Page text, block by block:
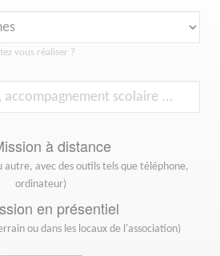
vous réaliser ?
à distance
autre, avec des outils tels que téléphone,
ordinateur)
en présentiel
ou dans les locaux de l'association)